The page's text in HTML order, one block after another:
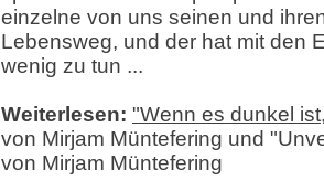
einzelne von uns seinen und
Lebensweg, und der hat mit den
wenig zu tun ...
Weiterlesen: "Wenn es dunkel
von Mirjam Müntefering und
von Mirjam Müntefering